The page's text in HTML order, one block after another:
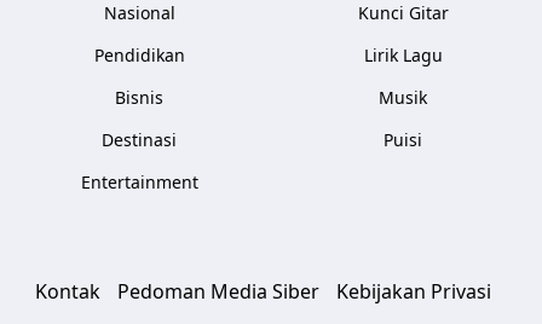
Nasional
Pendidikan
Bisnis
Destinasi
Entertainment
Kunci Gitar
Lirik Lagu
Musik
Puisi
Kontak Pedoman Media Siber
Kebijakan Privasi